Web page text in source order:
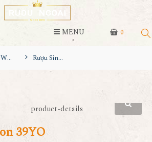
0
MENU
Rượu Whisky Rượu Singleton 39YO
39YO